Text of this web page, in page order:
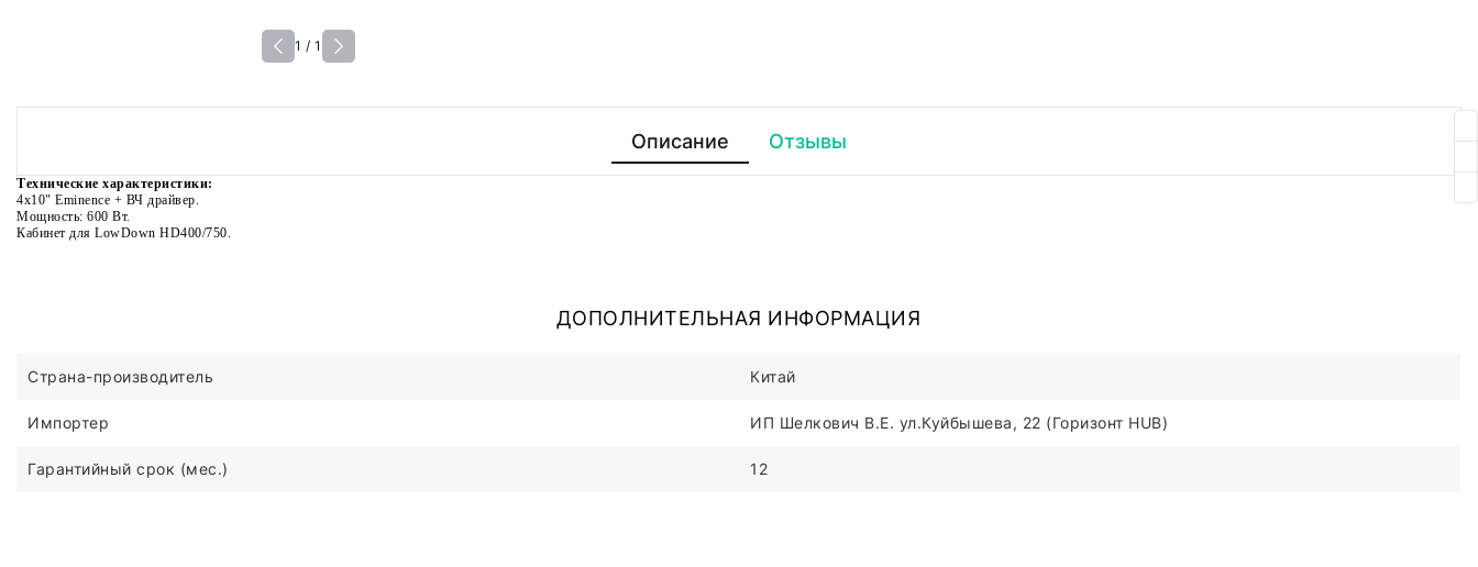
1 / 1
Описание Отзывы
Технические характеристики:
4x10" Eminence + ВЧ драйвер.
Мощность: 600 Вт.
Кабинет для LowDown HD400/750.
ДОПОЛНИТЕЛЬНАЯ ИНФОРМАЦИЯ
Страна-производитель Китай
Импортер ИП Шелкович В.Е. ул.Куйбышева, 22 (Горизонт HUB)
Гарантийный срок (мес.) 12